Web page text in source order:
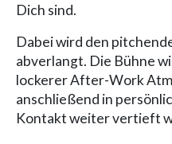
Dich sind.
Dabei wird den
abverlangt. Die Bühne
lockerer After-Work
anschließend in
Kontakt weiter vertieft